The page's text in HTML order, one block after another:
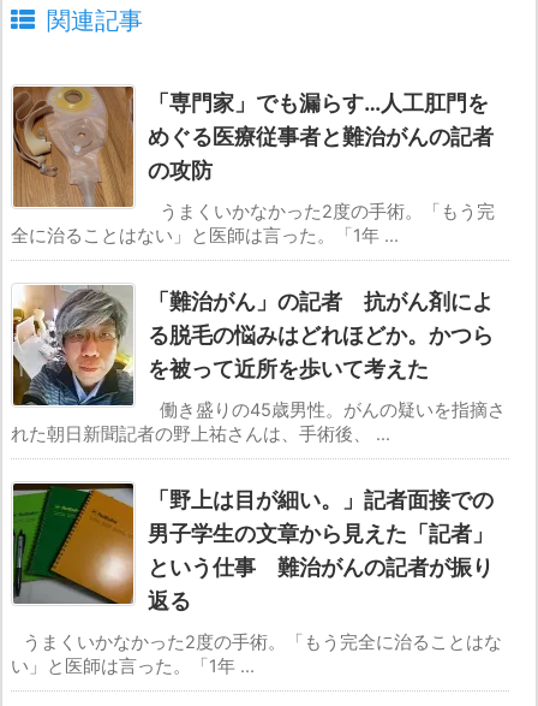
関連記事
「専門家」でも漏らす…人工肛門を
めぐる医療従事者と難治がんの記者
の攻防
うまくいかなかった2度の手術。「もう完
全に治ることはない」と医師は言った。「1年 ...
「難治がん」の記者 抗がん剤によ
る脱毛の悩みはどれほどか。かつら
を被って近所を歩いて考えた
働き盛りの45歳男性。がんの疑いを指摘さ
れた朝日新聞記者の野上祐さんは、手術後、 ...
「野上は目が細い。」記者面接での
男子学生の文章から見えた「記者」
という仕事 難治がんの記者が振り
返る
うまくいかなかった2度の手術。「もう完全に治ることはな
い」と医師は言った。「1年 ...